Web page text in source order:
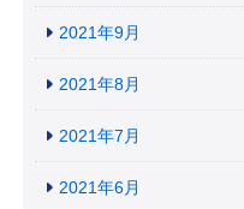
2021年9月
2021年8月
2021年7月
2021年6月